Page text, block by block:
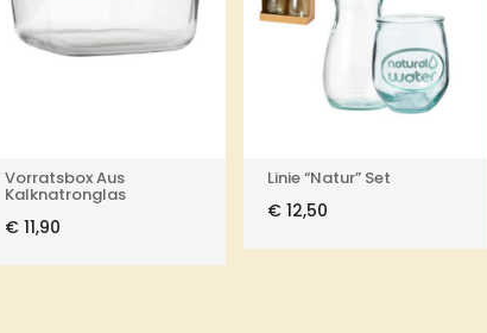
Vorratsbox Aus
Kalknatronglas
€ 11,90
Linie “Natur” Set
€ 12,50